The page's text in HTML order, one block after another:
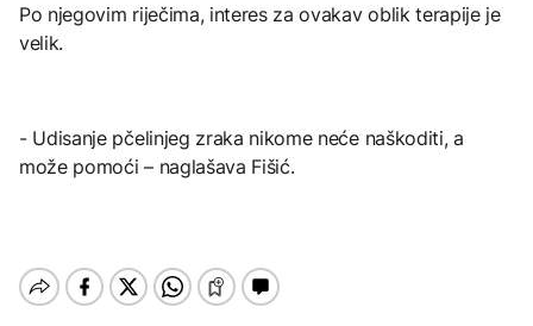
Po njegovim riječima, interes za ovakav oblik terapije je
velik.
- Udisanje pčelinjeg zraka nikome neće naškoditi, a
može pomoći – naglašava Fišić.